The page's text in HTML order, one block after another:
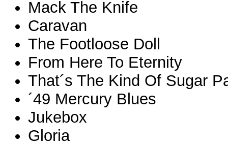
Mack The Knife
Caravan
The Footloose Doll
From Here To Eternity
That´s The Kind Of Sugar
´49 Mercury Blues
Jukebox
Gloria